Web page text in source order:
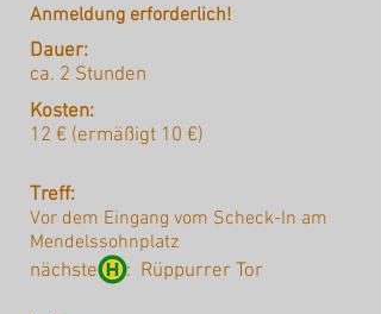
Anmeldung erforderlich!
Dauer:
ca. 2 Stunden
Kosten:
12 € (ermäßigt 10 €)
Treff:
Vor dem Eingang vom Scheck-In am
Mendelssohnplatz
nächste : Rüppurrer Tor